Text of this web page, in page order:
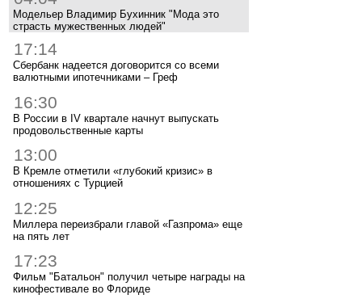
Модельер Владимир Бухинник "Мода это
страсть мужественных людей"
17:14
Сбербанк надеется договорится со всеми
валютными ипотечниками – Греф
16:30
В России в IV квартале начнут выпускать
продовольственные карты
13:00
В Кремле отметили «глубокий кризис» в
отношениях с Турцией
12:25
Миллера переизбрали главой «Газпрома» еще
на пять лет
17:23
Фильм "Батальон" получил четыре награды на
кинофестивале во Флориде